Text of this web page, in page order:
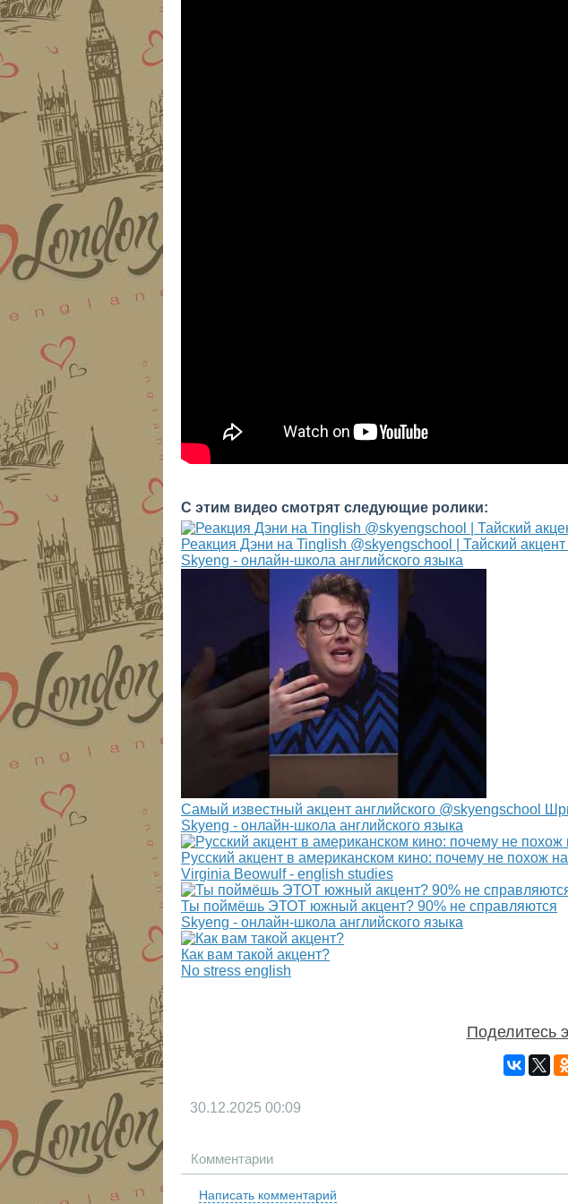
С этим видео смотрят следующие ролики:
Реакция Дэни на Tinglish @skyengschool | Тайский акцент
Skyeng - онлайн-школа английского языка
Самый известный акцент английского @skyengschool
Skyeng - онлайн-школа английского языка
Русский акцент в американском кино: почему не похож
Virginia Beowulf - english studies
Ты поймёшь ЭТОТ южный акцент? 90% не справляются
Skyeng - онлайн-школа английского языка
Как вам такой акцент?
No stress english
Поделитесь
30.12.2025 00:09
Комментарии
Написать комментарий